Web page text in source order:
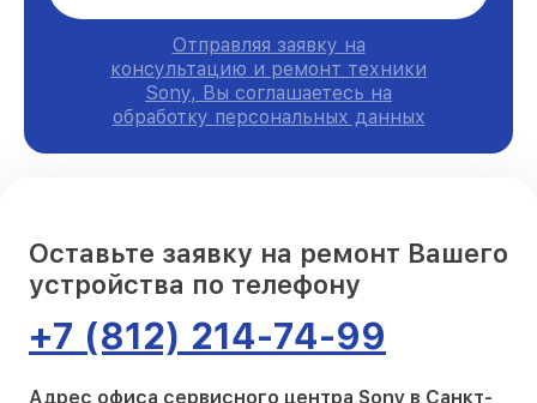
Отправляя заявку на
консультацию и ремонт техники
Sony, Вы соглашаетесь на
обработку персональных данных
Оставьте заявку на ремонт Вашего
устройства по телефону
+7 (812) 214-74-99
Адрес офиса сервисного центра Sony в Санкт-